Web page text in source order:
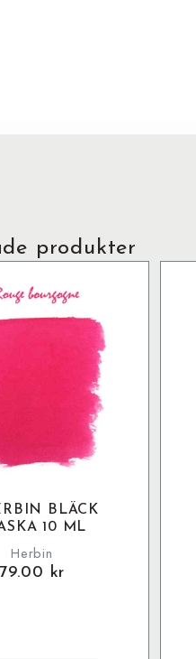
produkter
BLÄCK
10 ML
Herbin
79.00 kr